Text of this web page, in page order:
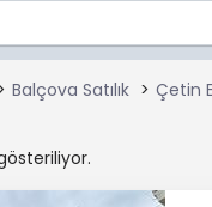
Balçova Satılık Çetin